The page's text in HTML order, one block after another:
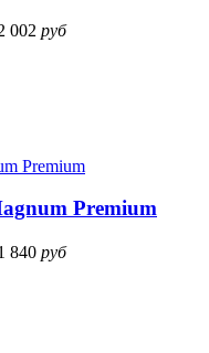
002 руб
Premium
840 руб